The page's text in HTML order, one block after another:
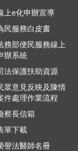
上e化申辦宣導
民服務白皮書
務部便民服務線上
辦系統
法保護扶助資源
眾意見反映及陳情
件處理作業流程
察長信箱
單下載
譽法醫師名冊